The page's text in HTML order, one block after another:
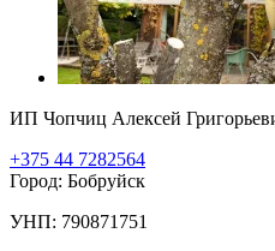
ИП Чопчиц Алексей
+375 44 7282564
Город: Бобруйск
УНП: 790871751